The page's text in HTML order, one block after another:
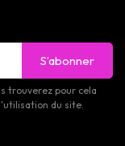
S’abonner
trouverez pour cela
du site.